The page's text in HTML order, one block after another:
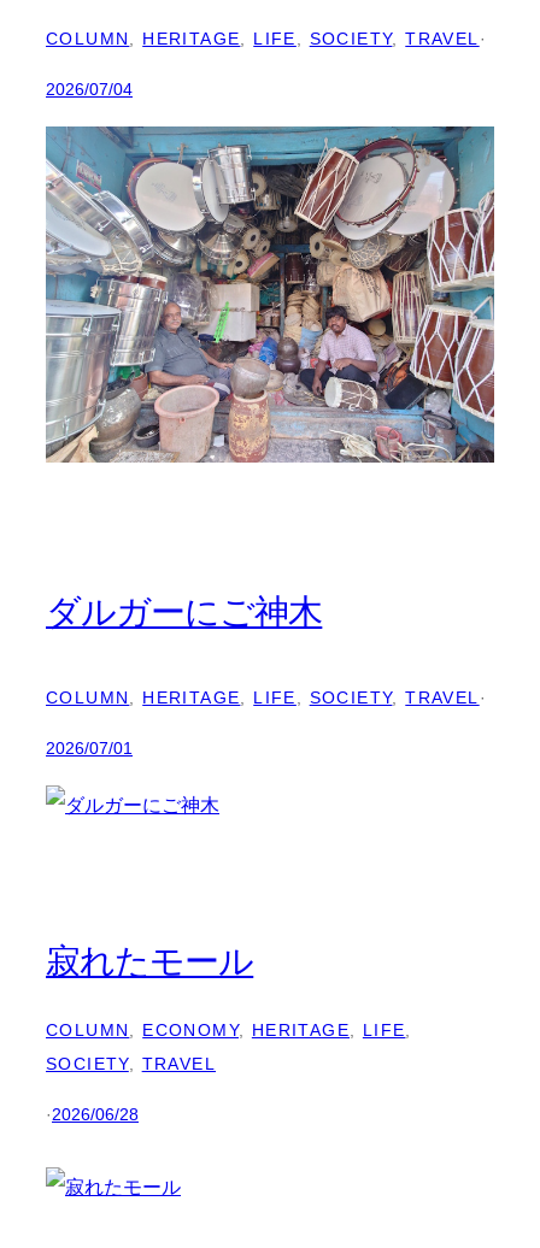
COLUMN, HERITAGE, LIFE, SOCIETY, TRAVEL·
2026/07/04
ダルガーにご神木
COLUMN, HERITAGE, LIFE, SOCIETY, TRAVEL·
2026/07/01
寂れたモール
COLUMN, ECONOMY, HERITAGE, LIFE
SOCIETY, TRAVEL
·2026/06/28